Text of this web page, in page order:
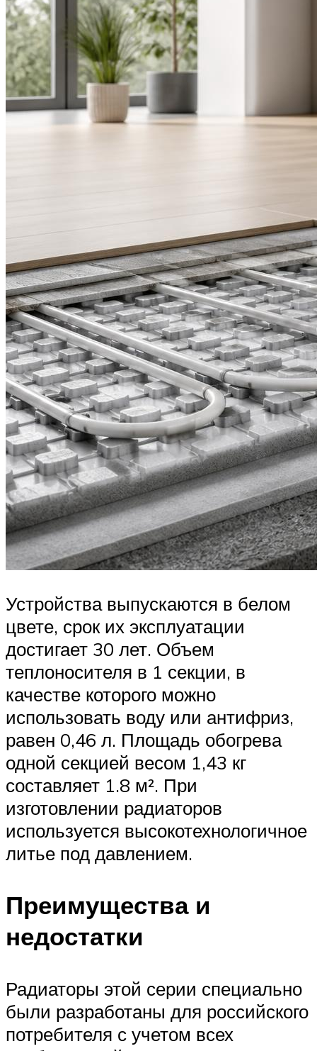
Устройства выпускаются в белом
цвете, срок их эксплуатации
достигает 30 лет. Объем
теплоносителя в 1 секции, в
качестве которого можно
использовать воду или антифриз,
равен 0,46 л. Площадь обогрева
одной секцией весом 1,43 кг
составляет 1.8 м². При
изготовлении радиаторов
используется высокотехнологичное
литье под давлением.
Преимущества и
недостатки
Радиаторы этой серии специально
были разработаны для российского
потребителя с учетом всех